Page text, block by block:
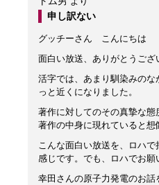
申し訳ない
グッチーさん こんにちは
面白い放送、ありがとうござ
活字では、あまり馴染みの
っと近くになりました。
著作に対してのその真摯な態
著作の中身に現れていると想
こんな面白い放送を、ロハ
感じです。でも、ロハでお願
幸田さんの原子力発電のお